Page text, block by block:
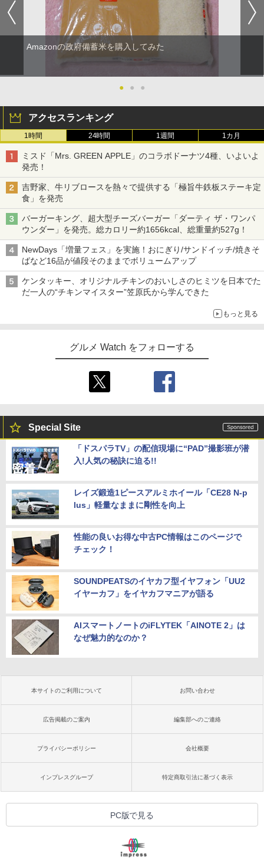
Amazonの政府備蓄米を購入してみた
● ● ●
アクセスランキング
1時間 24時間 1週間 1カ月
ミスド「Mrs. GREEN APPLE」のコラボドーナツ4種、いよいよ
発売！
吉野家、牛リブロースを熱々で提供する「極旨牛鉄板ステーキ定
食」を発売
バーガーキング、超大型チーズバーガー「ダーティ ザ・ワンパ
ウンダー」を発売。総カロリー約1656kcal、総重量約527g！
NewDays「増量フェス」を実施！おにぎり/サンドイッチ/焼きそ
ばなど16品が値段そのままでボリュームアップ
ケンタッキー、オリジナルチキンのおいしさのヒミツを日本でた
だ一人の“チキンマイスター”笠原氏から学んできた
もっと見る
グルメ Watch をフォローする
Special Site
「ドスパラTV」の配信現場に“PAD”撮影班が潜
入!人気の秘訣に迫る!!
レイズ鍛造1ピースアルミホイール「CE28 N-p
lus」軽量なままに剛性を向上
性能の良いお得な中古PC情報はこのページで
チェック！
SOUNDPEATSのイヤカフ型イヤフォン「UU2
イヤーカフ」をイヤカフマニアが語る
AIスマートノートのiFLYTEK「AINOTE 2」は
なぜ魅力的なのか？
本サイトのご利用について お問い合わせ
広告掲載のご案内 編集部へのご連絡
プライバシーポリシー 会社概要
インプレスグループ 特定商取引法に基づく表示
PC版で見る